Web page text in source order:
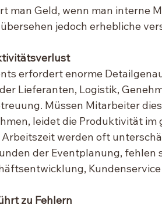
man Geld, wenn man interne
jedoch erhebliche
erfordert enorme
Lieferanten, Logistik,
Müssen Mitarbeiter
leidet die Produktivität im
werden oft
der Eventplanung, fehlen
zu Fehlern